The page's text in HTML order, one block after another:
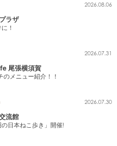
2026.08.06
ラザ
！
2026.07.31
尾張横須賀
メニュー紹介！！
2026.07.30
流館
日本ねこ歩き」開催!